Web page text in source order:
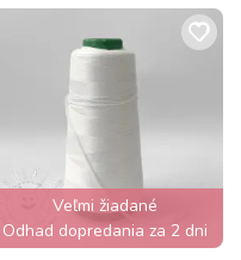
Veľmi žiadané
Odhad dopredania za 2 dni